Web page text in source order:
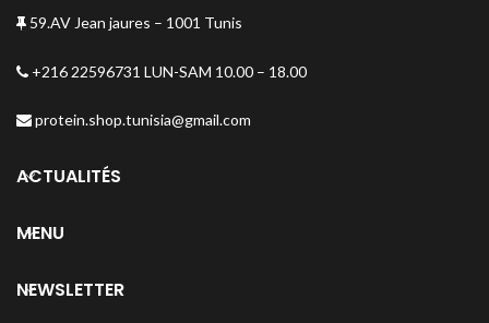
59.AV Jean jaures – 1001 Tunis
+216 22596731 LUN-SAM 10.00 – 18.00
protein.shop.tunisia@gmail.com
ACTUALITÉS
MENU
NEWSLETTER